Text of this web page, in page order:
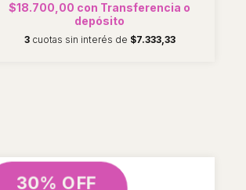
$18.700,00 con Transferencia o
depósito
3 cuotas sin interés de $7.333,33
30% OFF